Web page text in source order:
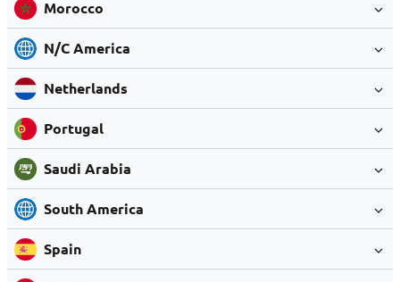
Morocco
N/C America
Netherlands
Portugal
Saudi Arabia
South America
Spain